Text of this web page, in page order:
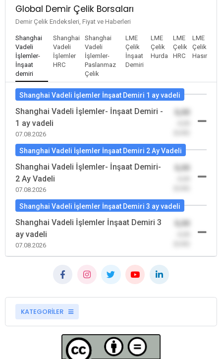
Global Demir Çelik Borsaları
Demir Çelik Endeksleri, Fiyat ve Haberleri
Shanghai
Vadeli
İşlemler-
İnşaat
demiri
Shanghai
Vadeli
İşlemler
HRC
Shanghai
Vadeli
İşlemler-
Paslanmaz
Çelik
LME
Çelik
İnşaat
Demiri
LME
Çelik
Hurda
LME
Çelik
HRC
LME
Çelik
Hasır
Shanghai Vadeli İşlemler İnşaat Demiri 1 ay vadeli
Shanghai Vadeli İşlemler- İnşaat Demiri -
1 ay vadeli
07.08.2026
Shanghai Vadeli İşlemler İnşaat Demiri 2 Ay Vadeli
Shanghai Vadeli İşlemler- İnşaat Demiri-
2 Ay Vadeli
07.08.2026
Shanghai Vadeli İşlemler İnşaat Demiri 3 ay vadeli
Shanghai Vadeli İşlemler İnşaat Demiri 3
ay vadeli
07.08.2026
KATEGORİLER